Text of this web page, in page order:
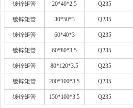
镀锌矩管 20*40*2.5 Q235
镀锌矩管 30*50*3 Q235
镀锌矩管 60*40*3 Q235
镀锌矩管 60*80*3.5 Q235
镀锌矩管 80*120*3.5 Q235
镀锌矩管 200*100*3.5 Q235
镀锌矩管 150*100*3.5 Q235